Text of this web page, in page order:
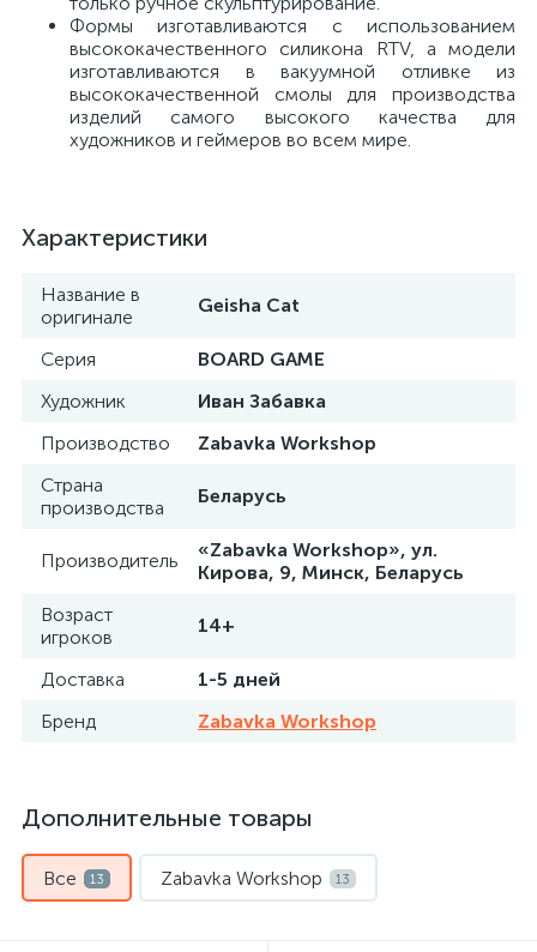
Формы изготавливаются с использованием
высококачественного силикона RTV, а модели
изготавливаются в вакуумной отливке из
высококачественной смолы для производства
изделий самого высокого качества для
художников и геймеров во всем мире.
Характеристики
Название в
оригинале
Geisha Cat
Серия
BOARD GAME
Художник
Иван Забавка
Производство
Zabavka Workshop
Страна
производства
Беларусь
Производитель
«Zabavka Workshop», ул.
Кирова, 9, Минск, Беларусь
Возраст
игроков
14+
Доставка
1-5 дней
Бренд
Zabavka Workshop
Дополнительные товары
Все 13 Zabavka Workshop 13